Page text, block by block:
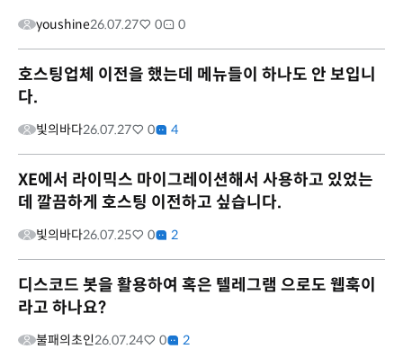
youshine26.07.27 0 0
호스팅업체 이전을 했는데 메뉴들이 하나도 안 보입니
다.
빛의바다26.07.27 0 4
XE에서 라이믹스 마이그레이션해서 사용하고 있었는
데 깔끔하게 호스팅 이전하고 싶습니다.
빛의바다26.07.25 0 2
디스코드 봇을 활용하여 혹은 텔레그램 으로도 웹훅이
라고 하나요?
불패의초인26.07.24 0 2